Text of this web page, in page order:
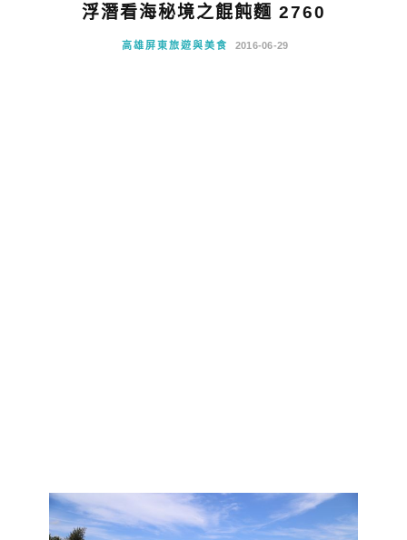
浮潛看海秘境之餛飩麵 2760
高雄屏東旅遊與美食 2016-06-29